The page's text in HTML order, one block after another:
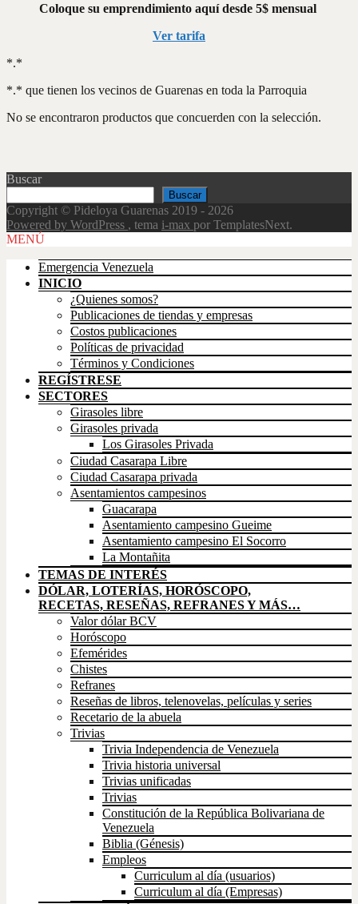
Coloque su emprendimiento aquí desde 5$ mensual
Ver tarifa
*.*
*.* que tienen los vecinos de Guarenas en toda la Parroquia
No se encontraron productos que concuerden con la selección.
Buscar
Buscar
Copyright © Pideloya Guarenas 2019 - 2026
Powered by WordPress , tema i-max por TemplatesNext.
Scroll
MENÚ
Emergencia Venezuela
INICIO
¿Quienes somos?
Publicaciones de tiendas y empresas
Costos publicaciones
Políticas de privacidad
Términos y Condiciones
REGÍSTRESE
SECTORES
Girasoles libre
Girasoles privada
Los Girasoles Privada
Ciudad Casarapa Libre
Ciudad Casarapa privada
Asentamientos campesinos
Guacarapa
Asentamiento campesino Gueime
Asentamiento campesino El Socorro
La Montañita
TEMAS DE INTERÉS
DÓLAR, LOTERÍAS, HORÓSCOPO,
RECETAS, RESEÑAS, REFRANES Y MÁS…
Valor dólar BCV
Horóscopo
Efemérides
Chistes
Refranes
Reseñas de libros, telenovelas, películas y series
Recetario de la abuela
Trivias
Trivia Independencia de Venezuela
Trivia historia universal
Trivias unificadas
Trivias
Constitución de la República Bolivariana de
Venezuela
Biblia (Génesis)
Empleos
Curriculum al día (usuarios)
Curriculum al día (Empresas)